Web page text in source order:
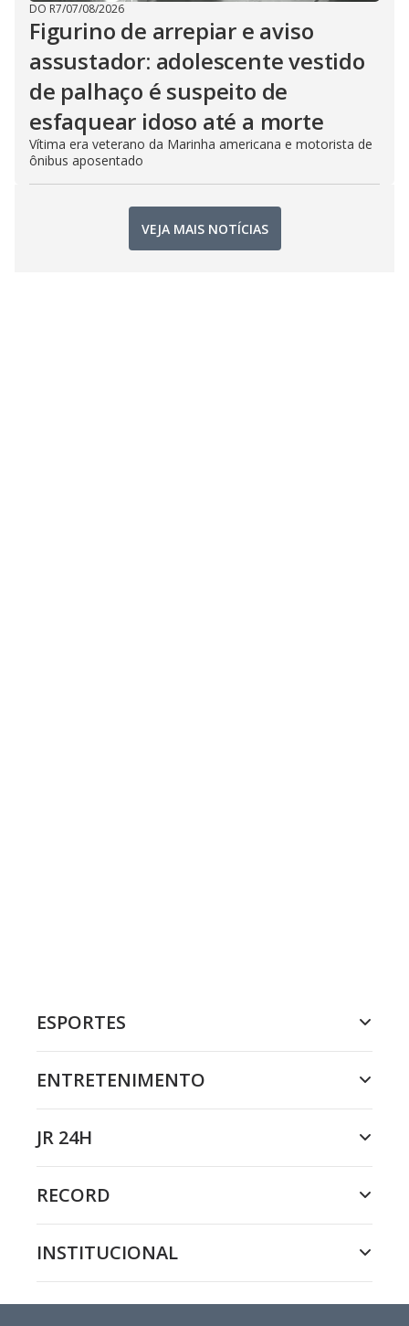
DO R7/07/08/2026
Figurino de arrepiar e aviso
assustador: adolescente vestido
de palhaço é suspeito de
esfaquear idoso até a morte
Vítima era veterano da Marinha americana e motorista de
ônibus aposentado
VEJA MAIS NOTÍCIAS
ESPORTES
ENTRETENIMENTO
JR 24H
RECORD
INSTITUCIONAL